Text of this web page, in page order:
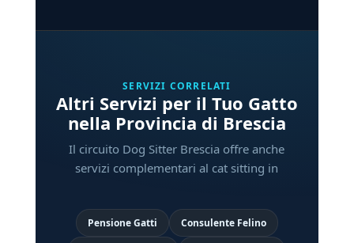
SERVIZI CORRELATI
Altri Servizi per il Tuo Gatto
nella Provincia di Brescia
Il circuito Dog Sitter Brescia offre anche
servizi complementari al cat sitting in
Pensione Gatti Consulente Felino